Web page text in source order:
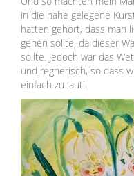
in die nahe gelegene
hatten gehört, dass man
gehen sollte, da dieser
sollte. Jedoch war das
und regnerisch, so dass
einfach zu laut!